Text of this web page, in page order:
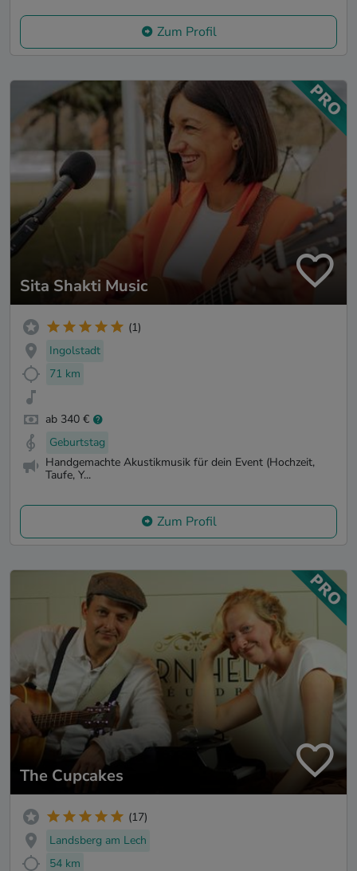
Zum Profil
Sita Shakti Music
(1)
Ingolstadt
71 km
ab 340 €
Geburtstag
Handgemachte Akustikmusik für dein Event (Hochzeit,
Taufe, Y...
Zum Profil
The Cupcakes
(17)
Landsberg am Lech
54 km